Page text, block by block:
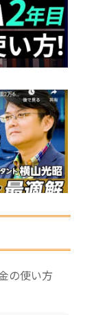
の使い方